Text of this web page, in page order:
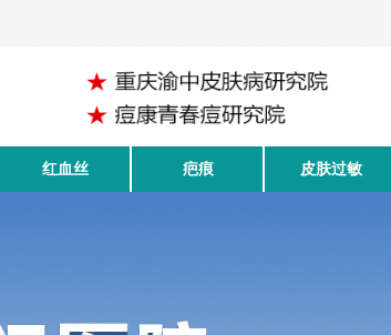
红血丝 疤痕 皮肤过敏